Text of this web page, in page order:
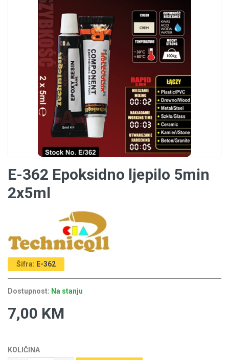
E-362 Epoksidno ljepilo 5min
2x5ml
Šifra: E-362
Dostupnost: Na stanju
7,00 KM
KOLIČINA